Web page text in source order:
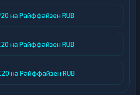
на Райффайзен RUB
на Райффайзен RUB
на Райффайзен RUB